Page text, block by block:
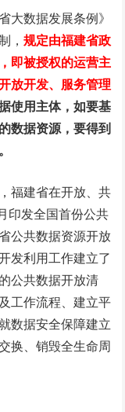
大数据发展条例》
，规定由福建省政
即被授权的运营主
放开发、服务管理
使用主体，如要基
数据资源，要得到
福建省在开放、共
印发全国首份公共
公共数据资源开放
发利用工作建立了
公共数据开放清
工作流程、建立平
数据安全保障建立
换、销毁全生命周